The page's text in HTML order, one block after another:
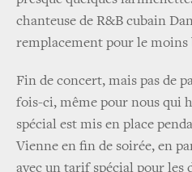
chanteuse de R&B cubain
remplacement pour le
Fin de concert, mais pas de
fois-ci, même pour nous qui
spécial est mis en place
Vienne en fin de soirée, en
avec un tarif spécial pour les